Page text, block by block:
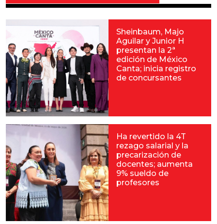
Sheinbaum, Majo
Aguilar y Junior H
presentan la 2ª
edición de México
Canta; inicia registro
de concursantes
Ha revertido la 4T
rezago salarial y la
precarización de
docentes; aumenta
9% sueldo de
profesores